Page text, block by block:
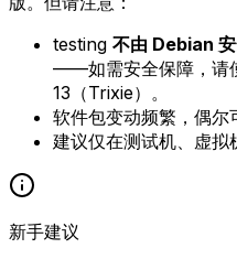
testing 不由 Debian
——如需安全保障，请
13（Trixie）。
软件包变动频繁，偶尔
建议仅在测试机、虚拟
新手建议